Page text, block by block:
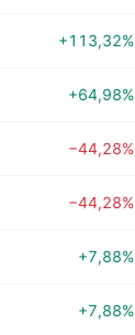
+113,32%
+64,98%
−44,28%
−44,28%
+7,88%
+7,88%